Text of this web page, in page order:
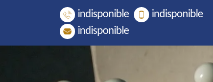
indisponible
indisponible
indisponible